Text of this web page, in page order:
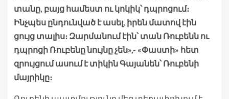
տանը, բայց համեստ ու կոկիկ՝ դպրոցում։
Ինչպես ընդունված է ասել, իրեն մատով էին
ցույց տալիս։ Զարմանում էին՝ տան Ռուբենն ու
դպրոցի Ռուբենը նույնը չեն»,- «Փաստի» հետ
զրույցում ասում է տիկին Գայանեն՝ Ռուբենի
մայրիկը։